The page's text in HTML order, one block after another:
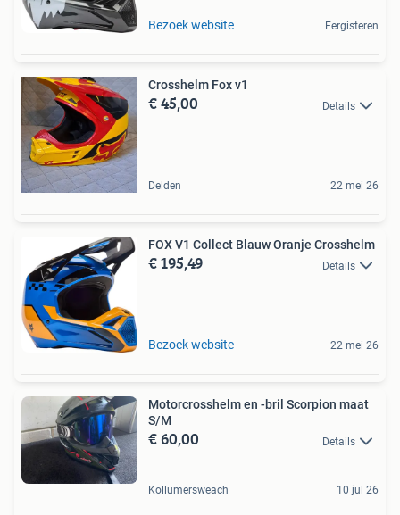
Bezoek website Eergisteren
Crosshelm Fox v1
€ 45,00 Details
Delden 22 mei 26
FOX V1 Collect Blauw Oranje Crosshelm
€ 195,49 Details
Bezoek website 22 mei 26
Motorcrosshelm en -bril Scorpion maat
S/M
€ 60,00 Details
Kollumersweach 10 jul 26